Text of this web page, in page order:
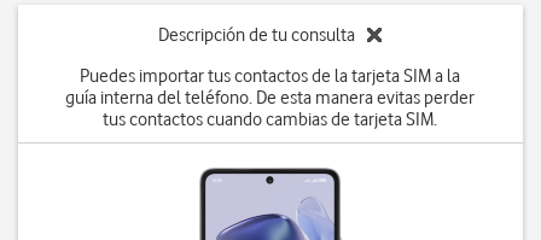
Descripción de tu consulta
Puedes importar tus contactos de la tarjeta SIM a la
guía interna del teléfono. De esta manera evitas perder
tus contactos cuando cambias de tarjeta SIM.